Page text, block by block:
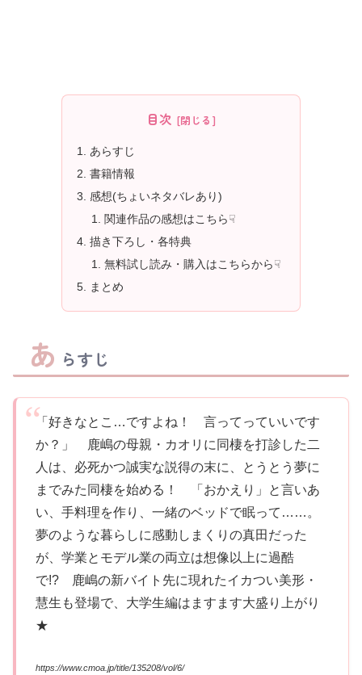
目次
あらすじ
書籍情報
感想(ちょいネタバレあり)
関連作品の感想はこちら☟
描き下ろし・各特典
無料試し読み・購入はこちらから☟
まとめ
あ らすじ
「好きなとこ…ですよね！ 言ってっていいです
か？」 鹿嶋の母親・カオリに同棲を打診した二
人は、必死かつ誠実な説得の末に、とうとう夢に
までみた同棲を始める！ 「おかえり」と言いあ
い、手料理を作り、一緒のベッドで眠って……。
夢のような暮らしに感動しまくりの真田だった
が、学業とモデル業の両立は想像以上に過酷
で!? 鹿嶋の新バイト先に現れたイカつい美形・
慧生も登場で、大学生編はますます大盛り上がり
★
https://www.cmoa.jp/title/135208/vol/6/